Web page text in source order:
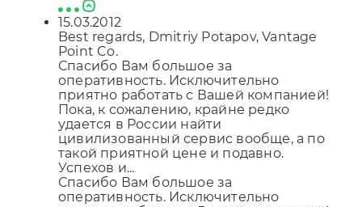
15.03.2012
Best regards, Dmitriy Potapov, Vantage
Point Co.
Спасибо Вам большое за
оперативность. Исключительно
приятно работать с Вашей компанией!
Пока, к сожалению, крайне редко
удается в России найти
цивилизованный сервис вообще, а по
такой приятной цене и подавно.
Успехов и...
Спасибо Вам большое за
оперативность. Исключительно